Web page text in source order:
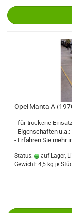
Opel Manta A
- für trockene
- Eigenschaften
- Erfahren Sie mehr
Status: auf Lager,
Gewicht: 4,5 kg je